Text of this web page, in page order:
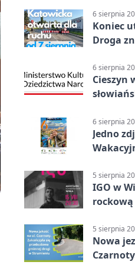
6 sierpnia
Koniec
Droga
6 sierpnia
Cieszyn
6 sierpnia
Jedno
5 sierpnia
IGO w
5 sierpnia
Nowa